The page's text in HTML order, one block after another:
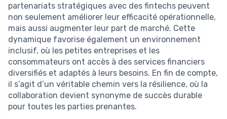
partenariats stratégiques avec des fintechs peuvent
non seulement améliorer leur efficacité opérationnelle,
mais aussi augmenter leur part de marché. Cette
dynamique favorise également un environnement
inclusif, où les petites entreprises et les
consommateurs ont accès à des services financiers
diversifiés et adaptés à leurs besoins. En fin de compte,
il s’agit d’un véritable chemin vers la résilience, où la
collaboration devient synonyme de succès durable
pour toutes les parties prenantes.